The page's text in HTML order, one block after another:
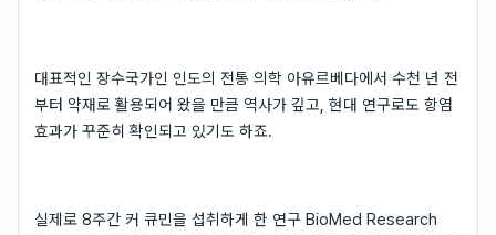
대표적인 장수국가인 인도의 전통 의학 아유르베다에서 수천 년 전
부터 약재로 활용되어 왔을 만큼 역사가 깊고, 현대 연구로도 항염
효과가 꾸준히 확인되고 있기도 하죠.
실제로 8주간 커 큐민을 섭취하게 한 연구 BioMed Research